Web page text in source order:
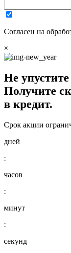
Согласен на
×
Не
Получите
в кредит.
Срок акции
дней
:
часов
:
минут
:
секунд